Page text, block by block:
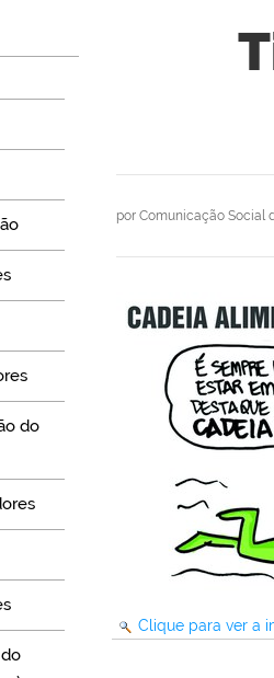
do
por Comunicação Social
Clique para ver a